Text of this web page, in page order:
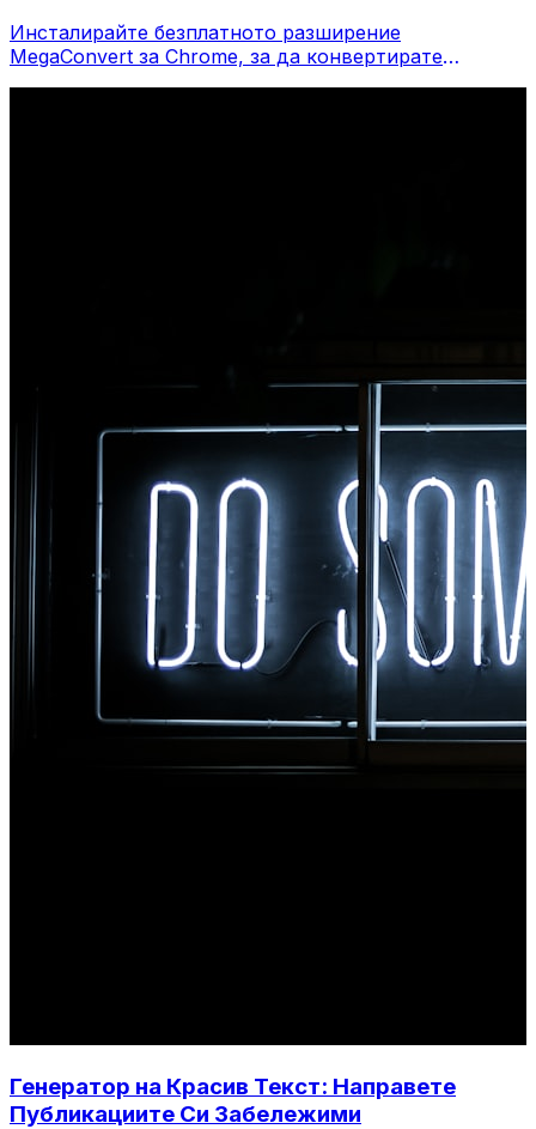
Инсталирайте безплатното разширение
MegaConvert за Chrome, за да конвертирате
Генератор на Красив Текст: Направете
Публикациите Си Забележими